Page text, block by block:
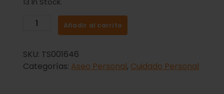
13 In Stock.
Añadir al carrito
SKU: TS001646
Categorías: Aseo Personal, Cuidado Personal